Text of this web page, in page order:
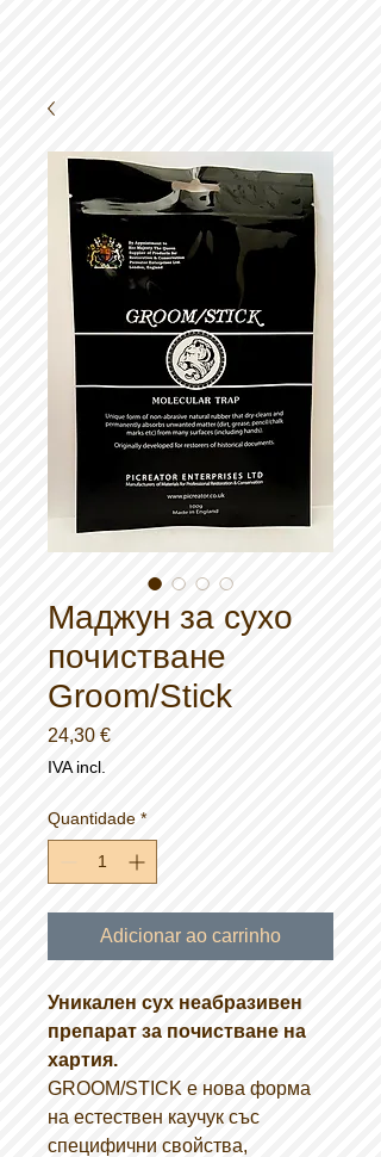
Маджун за сухо
почистване
Groom/Stick
24,30 €Preço
IVA incl.
Quantidade *
Adicionar ao carrinho
Уникален сух неабразивен
препарат за почистване на
хартия.
GROOM/STICK е нова форма
на естествен каучук със
специфични свойства,